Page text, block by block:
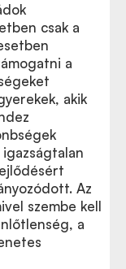
csak a
a
akik
Az
szembe kell
a